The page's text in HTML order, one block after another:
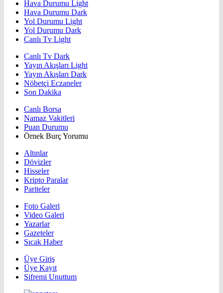
Hava Durumu Light
Hava Durumu Dark
Yol Durumu Light
Yol Durumu Dark
Canlı Tv Light
Canlı Tv Dark
Yayın Akışları Light
Yayın Akışları Dark
Nöbetçi Eczaneler
Son Dakika
Canlı Borsa
Namaz Vakitleri
Puan Durumu
Örnek Burç Yorumu
Altınlar
Dövizler
Hisseler
Kripto Paralar
Pariteler
Foto Galeri
Video Galeri
Yazarlar
Gazeteler
Sıcak Haber
Üye Giriş
Üye Kayıt
Şifremi Unuttum